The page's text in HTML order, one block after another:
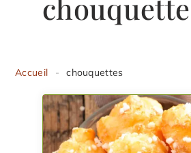
Accueil - chouquettes